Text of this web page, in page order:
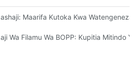
Maarifa Kutoka Kwa
Wa Filamu Wa BOPP: Kupitia Mitindo